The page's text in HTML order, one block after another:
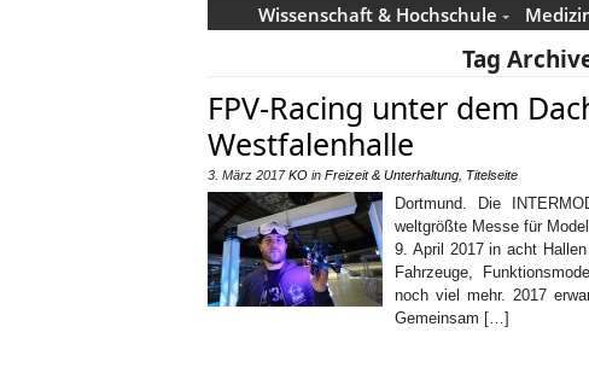
Wissenschaft & Hochschule
Tag
FPV-Racing unter dem
Westfalenhalle
3. März 2017 KO in Freizeit & Unterhaltung Titelseite
Dortmund. Die
weltgrößte Messe für
9. April 2017 in acht
Fahrzeuge,
noch viel mehr. 2017
Gemeinsam […]